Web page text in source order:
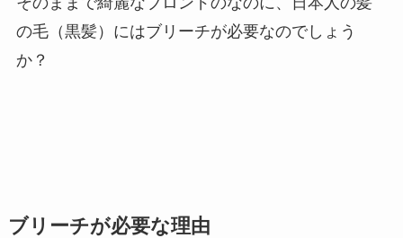
の毛（黒髪）にはブリーチが必要なのでしょう
か？
ブリーチが必要な理由